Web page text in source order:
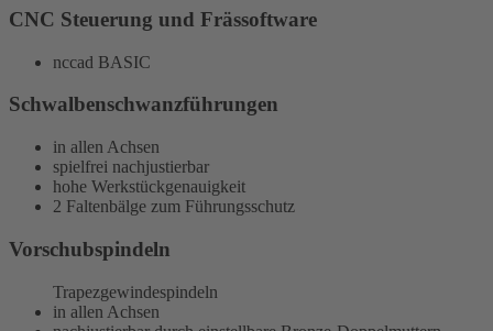
CNC Steuerung und Frässoftware
nccad BASIC
Schwalbenschwanzführungen
in allen Achsen
spielfrei nachjustierbar
hohe Werkstückgenauigkeit
2 Faltenbälge zum Führungsschutz
Vorschubspindeln
Trapezgewindespindeln
in allen Achsen